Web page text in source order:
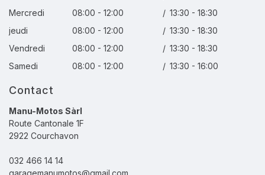
Mercredi
08:00 - 12:00 / 13:30 - 18:30
jeudi
08:00 - 12:00 / 13:30 - 18:30
Vendredi
08:00 - 12:00 / 13:30 - 18:30
Samedi
08:00 - 12:00 / 13:30 - 16:00
Contact
Manu-Motos Sàrl
Route Cantonale 1F
2922 Courchavon
032 466 14 14
garagemanumotos@gmail.com